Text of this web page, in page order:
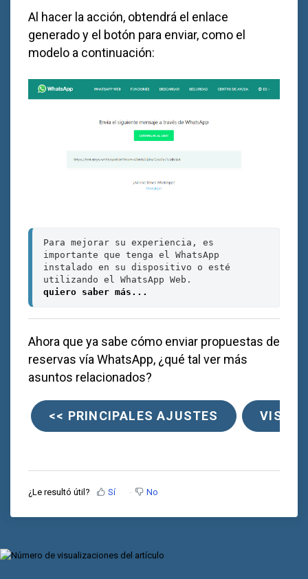
Al hacer la acción, obtendrá el enlace
generado y el botón para enviar, como el
modelo a continuación:
Para mejorar su experiencia, es
importante que tenga el WhatsApp
instalado en su dispositivo o esté
quiero saber más...
Ahora que ya sabe cómo enviar propuestas de
reservas vía WhatsApp, ¿qué tal ver más
asuntos relacionados?
<< PRINCIPALES AJUSTES
¿Le resultó útil? Sí No